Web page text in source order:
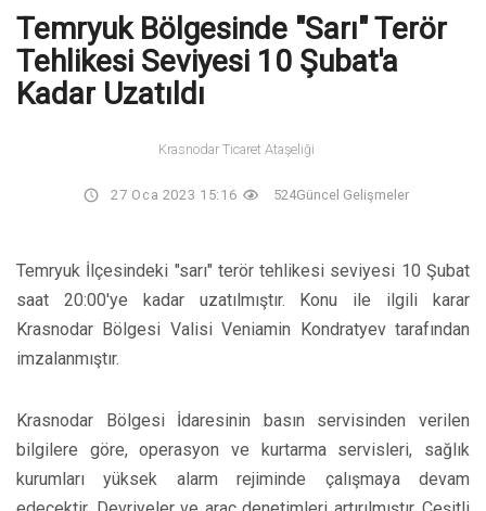
Temryuk Bölgesinde "sarı" Terör
Tehlikesi Seviyesi 10 Şubat'a
Kadar Uzatıldı
Krasnodar Ticaret Ataşeliği
27 Oca 2023 15:16 524Güncel Gelişmeler
Temryuk İlçesindeki "sarı" terör tehlikesi seviyesi 10 Şubat
saat 20:00'ye kadar uzatılmıştır. Konu ile ilgili karar
Krasnodar Bölgesi Valisi Veniamin Kondratyev tarafından
imzalanmıştır.
Krasnodar Bölgesi İdaresinin basın servisinden verilen
bilgilere göre, operasyon ve kurtarma servisleri, sağlık
kurumları yüksek alarm rejiminde çalışmaya devam